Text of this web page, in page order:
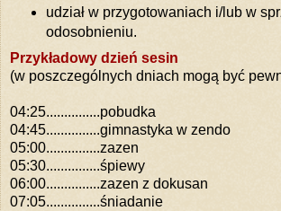
udział w przygotowaniach i/lub w
odosobnieniu.
Przykładowy dzień sesin
(w poszczególnych dniach mogą być
04:25...............pobudka
04:45...............gimnastyka w zendo
05:00...............zazen
05:30...............śpiewy
06:00...............zazen z dokusan
07:05...............śniadanie